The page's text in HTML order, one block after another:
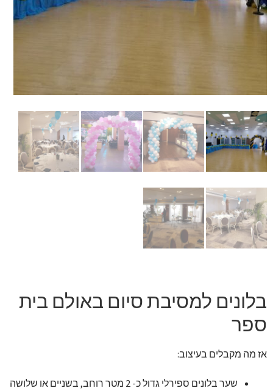
זר מתוק
תשלום
מחירון משלוחי בלונים
בלוג
בלונים למסיבת סיום באולם בית
ספר
אז מה מקבלים בעיצוב:
שער בלונים ספירלי גדול כ- 2 מטר רוחב, בשניים או שלושה